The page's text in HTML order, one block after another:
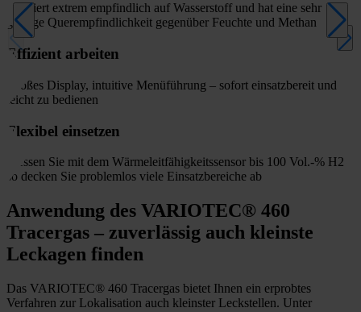
Reagiert extrem empfindlich auf Wasserstoff und hat eine sehr
geringe Querempfindlichkeit gegenüber Feuchte und Methan
Effizient arbeiten
Großes Display, intuitive Menüführung – sofort einsatzbereit und
leicht zu bedienen
Flexibel einsetzen
Messen Sie mit dem Wärmeleitfähigkeitssensor bis 100 Vol.-% H2 –
so decken Sie problemlos viele Einsatzbereiche ab
Anwendung des VARIOTEC® 460
Tracergas – zuverlässig auch kleinste
Leckagen finden
Das VARIOTEC® 460 Tracergas bietet Ihnen ein erprobtes
Verfahren zur Lokalisation auch kleinster Leckstellen. Unter